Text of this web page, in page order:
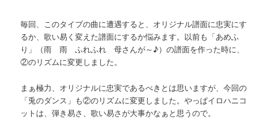
毎回、このタイプの曲に遭遇すると、オリジナル譜面に忠実にす
るか、歌い易く変えた譜面にするか悩みます。以前も「あめふ
り」（雨 雨 ふれふれ 母さんが～♪）の譜面を作った時に、
②のリズムに変更しました。
まぁ極力、オリジナルに忠実であるべきとは思いますが、今回の
「兎のダンス」も②のリズムに変更しました。やっぱイロハニコ
ットは、弾き易さ、歌い易さが大事かなぁと思うので。